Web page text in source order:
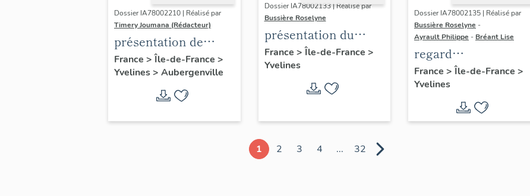
Dossier IA78002210 | Réalisé par
Timery Joumana (Rédacteur)
présentation de
l'étude
d'Elisabethville
France > Île-de-France >
Yvelines> Aubergenville
Dossier IA78002133 | Réalisé par
Bussière Roselyne
présentation du
diagnostic
patrimonial, urbain
et paysager de Seine-
France > Île-de-France >
Yvelines
Dossier IA78002135 | Réalisé par
Bussière Roselyne -
Ayrault Philippe - Bréant Lise
regard
photographique sur
le territoire de Seine-
France > Île-de-France >
Yvelines
1 2 3 4 ... 32